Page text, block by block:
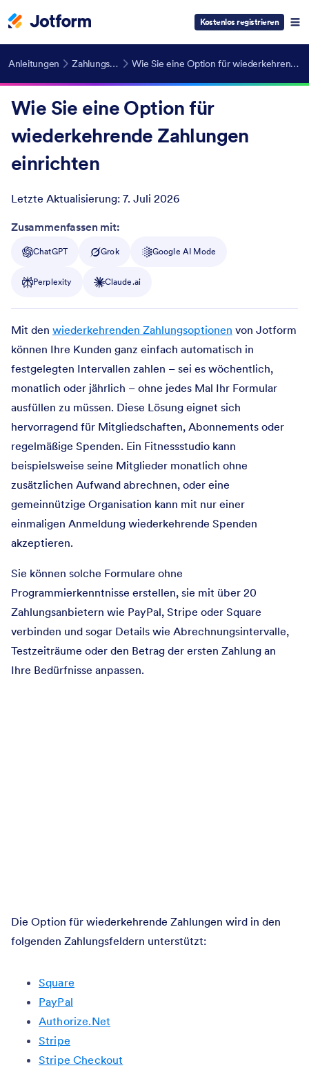
Kostenlos registrieren
Anleitungen Zahlungsformulare Wie Sie eine Option für wiederkehrende Zahlungen einrichten
Wie Sie eine Option für
wiederkehrende Zahlungen
einrichten
Letzte Aktualisierung: 7. Juli 2026
Post ID
Zusammenfassen mit:
ChatGPT Grok Google AI Mode
Perplexity Claude.ai
Mit den wiederkehrenden Zahlungsoptionen von Jotform
können Ihre Kunden ganz einfach automatisch in
festgelegten Intervallen zahlen – sei es wöchentlich,
monatlich oder jährlich – ohne jedes Mal Ihr Formular
ausfüllen zu müssen. Diese Lösung eignet sich
hervorragend für Mitgliedschaften, Abonnements oder
regelmäßige Spenden. Ein Fitnessstudio kann
beispielsweise seine Mitglieder monatlich ohne
zusätzlichen Aufwand abrechnen, oder eine
gemeinnützige Organisation kann mit nur einer
einmaligen Anmeldung wiederkehrende Spenden
akzeptieren.
Sie können solche Formulare ohne
Programmierkenntnisse erstellen, sie mit über 20
Zahlungsanbietern wie PayPal, Stripe oder Square
verbinden und sogar Details wie Abrechnungsintervalle,
Testzeiträume oder den Betrag der ersten Zahlung an
Ihre Bedürfnisse anpassen.
Die Option für wiederkehrende Zahlungen wird in den
folgenden Zahlungsfeldern unterstützt:
Square
PayPal
Authorize.Net
Stripe
Stripe Checkout